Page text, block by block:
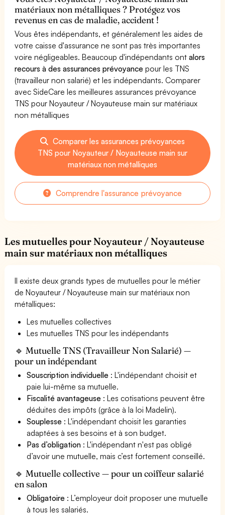
matériaux non métalliques ? Protégez vos
revenus en cas de maladie, accident !
Vous êtes indépendants, et généralement les aides de
votre caisse d'assurance ne sont pas très importantes
voire négligeables. Beaucoup d'indépendants ontalors
recours à des assurances prévoyance pour les TNS
(travailleur non salarié) et les indépendants. Comparer
avec SideCare les meilleures assurances prévoyance
TNS pour Noyauteur / Noyauteuse main sur matériaux
non métalliques
Comparer les assurances prévoyances
TNS pour Noyauteur / Noyauteuse main sur
matériaux non métalliques
Comprendre l'assurance prévoyance
Les mutuelles pour Noyauteur / Noyauteuse
main sur matériaux non métalliques
Il existe deux grands types de mutuelles pour le métier
de Noyauteur / Noyauteuse main sur matériaux non
métalliques:
Les mutuelles collectives
Les mutuelles TNS pour les indépendants
🔹 Mutuelle TNS (Travailleur Non Salarié) —
pour un indépendant
Souscription individuelle : L'indépendant choisit et
paie lui-même sa mutuelle.
Fiscalité avantageuse : Les cotisations peuvent être
déduites des impôts (grâce à la loi Madelin).
Souplesse : L'indépendant choisit les garanties
adaptées à ses besoins et à son budget.
Pas d’obligation : L'indépendant n'est pas obligé
d’avoir une mutuelle, mais c’est fortement conseillé.
🔹 Mutuelle collective — pour un coiffeur salarié
en salon
Obligatoire : L’employeur doit proposer une mutuelle
à tous les salariés.